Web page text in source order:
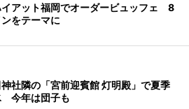
イアット福岡でオーダービュッフェ 8
をテーマに
社隣の「宮前迎賓館 灯明殿」で夏季
今年は団子も